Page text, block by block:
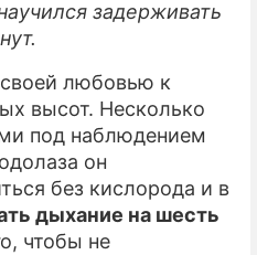
ЭКОНОМИКА
СОННИК
СТИЛЬ ЖИЗНИ
СЕРИАЛЫ
ИГРЫ
задерживать
любовью к
высот. Несколько
под наблюдением
он
без кислорода и в
дыхание на шесть
чтобы не